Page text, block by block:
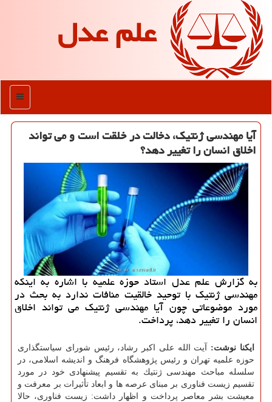
علم عدل
منو
آیا مهندسی ژنتیك، دخالت در خلقت است و می تواند
اخلاق انسان را تغییر دهد؟
به گزارش علم عدل استاد حوزه علمیه با اشاره به اینكه
مهندسی ژنتیك با توحید خالقیت منافات ندارد به بحث در
مورد موضوعاتی چون آیا مهندسی ژنتیك می تواند اخلاق
انسان را تغییر دهد، پرداخت.
ایكنا نوشت:
آیت الله علی اكبر رشاد، رئیس شورای سیاستگذاری
حوزه علمیه تهران و رئیس پژوهشگاه فرهنگ و اندیشه اسلامی، در
سلسله مباحث مهندسی ژنتیك به تقسیم پیشنهادی خود در مورد
تقسیم زیست فناوری بر مبنای عرصه ها و ابعاد تأثیرات بر معرفت و
معیشت بشر معاصر پرداخت و اظهار داشت: زیست فناوری، حالا